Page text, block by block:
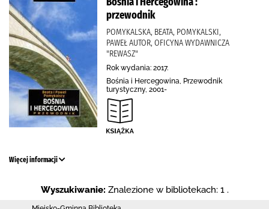
przewodnik
POMYKALSKA, BEATA, POMYKALSKI,
PAWEŁ AUTOR, OFICYNA WYDAWNICZA
"REWASZ"
Rok wydania: 2017.
Bośnia i Hercegowina, Przewodnik
turystyczny, 2001-
Więcej informacji
Wyszukiwanie: Znalezione w bibliotekach: 1 .